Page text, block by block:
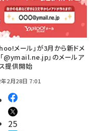
メール」が3月から新ドメ
@ymail.ne.jp」のメールア
提供開始
2月28日 7:01
25